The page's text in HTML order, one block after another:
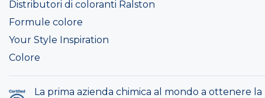
Distributori di coloranti Ralston
Formule colore
Your Style Inspiration
Colore
La prima azienda chimica al mondo a ottenere la